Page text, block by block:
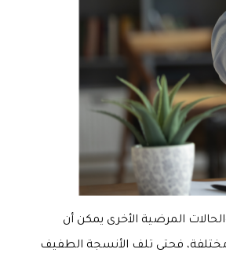
المرضية الأخرى يمكن أن
وأوتار مختلفة، فحتى تلف الأنسجة الطفيف